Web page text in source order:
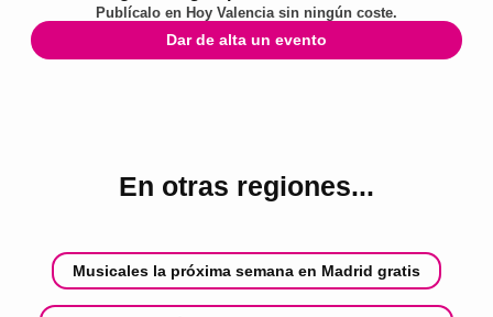
Publícalo en Hoy Valencia sin ningún coste.
Dar de alta un evento
En otras regiones...
Musicales la próxima semana en Madrid gratis